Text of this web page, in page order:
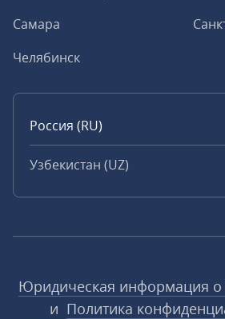
Самара
Челябинск
Россия (RU)
Узбекистан (UZ)
Юридическая информация о
и Политика